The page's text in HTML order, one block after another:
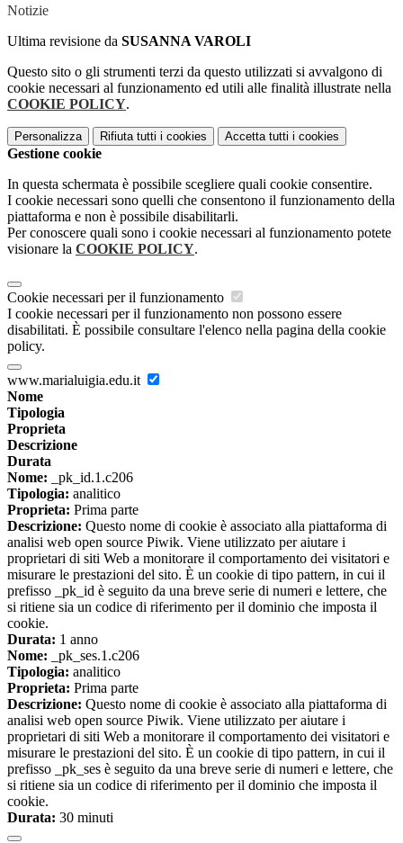
Notizie
Ultima revisione da SUSANNA VAROLI
Questo sito o gli strumenti terzi da questo utilizzati si avvalgono di
cookie necessari al funzionamento ed utili alle finalità illustrate nella
COOKIE POLICY.
Personalizza Rifiuta tutti i cookies Accetta tutti i cookies
Gestione cookie
In questa schermata è possibile scegliere quali cookie consentire.
I cookie necessari sono quelli che consentono il funzionamento della
piattaforma e non è possibile disabilitarli.
Per conoscere quali sono i cookie necessari al funzionamento potete
visionare la COOKIE POLICY.
Cookie necessari per il funzionamento
I cookie necessari per il funzionamento non possono essere
disabilitati. È possibile consultare l'elenco nella pagina della cookie
policy.
www.marialuigia.edu.it
Nome
Tipologia
Proprieta
Descrizione
Durata
Nome: _pk_id.1.c206
Tipologia: analitico
Proprieta: Prima parte
Descrizione: Questo nome di cookie è associato alla piattaforma di
analisi web open source Piwik. Viene utilizzato per aiutare i
proprietari di siti Web a monitorare il comportamento dei visitatori e
misurare le prestazioni del sito. È un cookie di tipo pattern, in cui il
prefisso _pk_id è seguito da una breve serie di numeri e lettere, che
si ritiene sia un codice di riferimento per il dominio che imposta il
cookie.
Durata: 1 anno
Nome: _pk_ses.1.c206
Tipologia: analitico
Proprieta: Prima parte
Descrizione: Questo nome di cookie è associato alla piattaforma di
analisi web open source Piwik. Viene utilizzato per aiutare i
proprietari di siti Web a monitorare il comportamento dei visitatori e
misurare le prestazioni del sito. È un cookie di tipo pattern, in cui il
prefisso _pk_ses è seguito da una breve serie di numeri e lettere, che
si ritiene sia un codice di riferimento per il dominio che imposta il
cookie.
Durata: 30 minuti